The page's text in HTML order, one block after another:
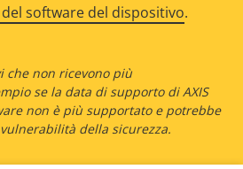
software del dispositivo.
che non ricevono più
se la data di supporto di AXIS
non è più supportato e potrebbe
della sicurezza.